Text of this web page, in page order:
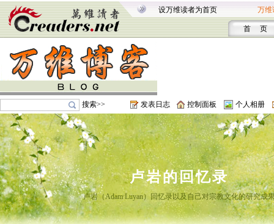
设万维读者为首页 万维
首 页
搜索>> 发表日志 控制面板 个人相册
卢岩的回忆录
卢岩（Adam Luyan）回忆录以及自己对宗教文化的研究成